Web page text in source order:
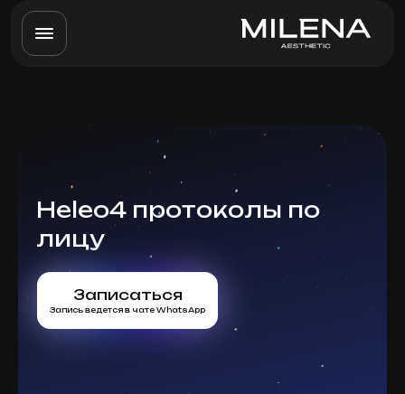
Heleo4 протоколы по
лицу
Записаться
Запись ведется в чате WhatsApp